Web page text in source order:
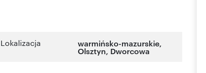
Lokalizacja warmińsko-mazurskie,
Olsztyn, Dworcowa